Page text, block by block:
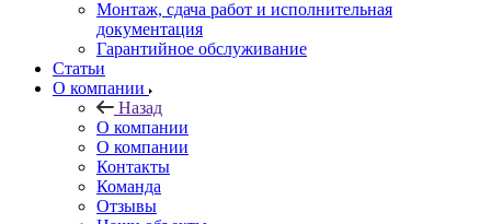
Монтаж, сдача работ и исполнительная
документация
Гарантийное обслуживание
Статьи
О компании
Назад
О компании
О компании
Контакты
Команда
Отзывы